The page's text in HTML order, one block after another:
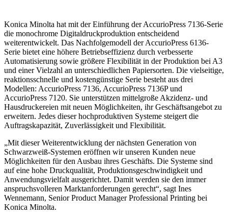
Konica Minolta hat mit der Einführung der AccurioPress 7136-Serie
die monochrome Digitaldruckproduktion entscheidend
weiterentwickelt. Das Nachfolgemodell der AccurioPress 6136-
Serie bietet eine höhere Betriebseffizienz durch verbesserte
Automatisierung sowie größere Flexibilität in der Produktion bei A3
und einer Vielzahl an unterschiedlichen Papiersorten. Die vielseitige,
reaktionsschnelle und kostengünstige Serie besteht aus drei
Modellen: AccurioPress 7136, AccurioPress 7136P und
AccurioPress 7120. Sie unterstützen mittelgroße Akzidenz- und
Hausdruckereien mit neuen Möglichkeiten, ihr Geschäftsangebot zu
erweitern. Jedes dieser hochproduktiven Systeme steigert die
Auftragskapazität, Zuverlässigkeit und Flexibilität.
„Mit dieser Weiterentwicklung der nächsten Generation von
Schwarzweiß-Systemen eröffnen wir unseren Kunden neue
Möglichkeiten für den Ausbau ihres Geschäfts. Die Systeme sind
auf eine hohe Druckqualität, Produktionsgeschwindigkeit und
Anwendungsvielfalt ausgerichtet. Damit werden sie den immer
anspruchsvolleren Marktanforderungen gerecht“, sagt Ines
Wennemann, Senior Product Manager Professional Printing bei
Konica Minolta.